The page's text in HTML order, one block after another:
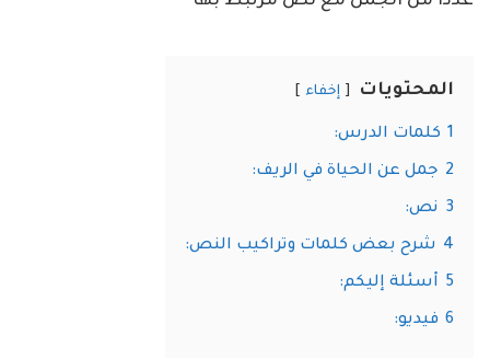
المحتويات إخفاء
1 كلمات الدرس:
2 جمل عن الحياة في الريف:
3 نص:
4 شرح بعض كلمات وتراكيب النص:
5 أسئلة إليكم:
6 فيديو: